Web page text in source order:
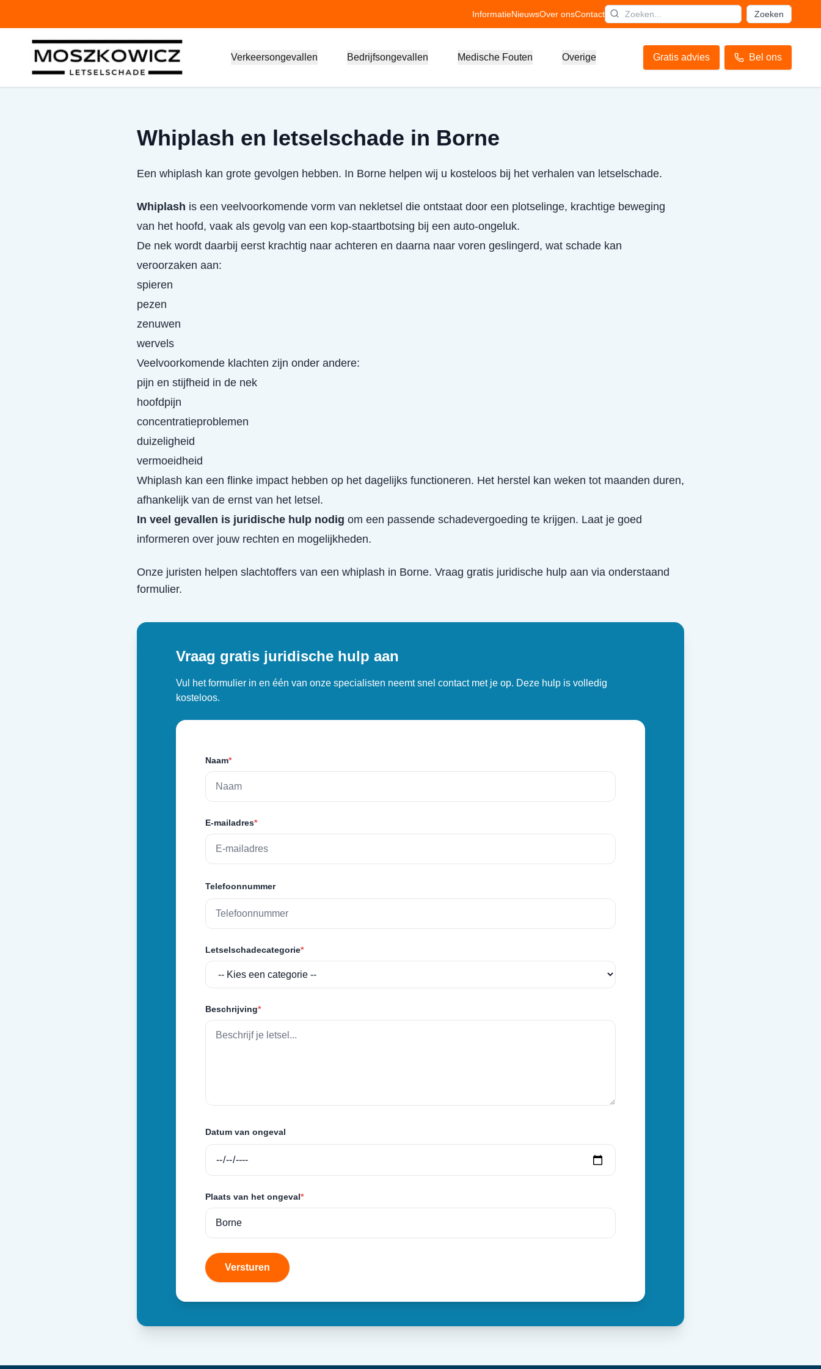
InformatieNieuwsOver onsContact Zoeken
Verkeersongevallen Bedrijfsongevallen Medische Fouten Overige Gratis advies Bel ons
Whiplash en letselschade in Borne
Een whiplash kan grote gevolgen hebben. In Borne helpen wij u kosteloos bij het verhalen van letselschade.
Whiplash is een veelvoorkomende vorm van nekletsel die ontstaat door een plotselinge, krachtige beweging
van het hoofd, vaak als gevolg van een kop-staartbotsing bij een auto-ongeluk.
De nek wordt daarbij eerst krachtig naar achteren en daarna naar voren geslingerd, wat schade kan
veroorzaken aan:
spieren
pezen
zenuwen
wervels
Veelvoorkomende klachten zijn onder andere:
pijn en stijfheid in de nek
hoofdpijn
concentratieproblemen
duizeligheid
vermoeidheid
Whiplash kan een flinke impact hebben op het dagelijks functioneren. Het herstel kan weken tot maanden duren,
afhankelijk van de ernst van het letsel.
In veel gevallen is juridische hulp nodig om een passende schadevergoeding te krijgen. Laat je goed
informeren over jouw rechten en mogelijkheden.
Onze juristen helpen slachtoffers van een whiplash in Borne. Vraag gratis juridische hulp aan via onderstaand
formulier.
Vraag gratis juridische hulp aan
Vul het formulier in en één van onze specialisten neemt snel contact met je op. Deze hulp is volledig
kosteloos.
Naam*
E-mailadres*
Telefoonnummer
Letselschadecategorie*
Beschrijving*
Datum van ongeval
Plaats van het ongeval*
Versturen